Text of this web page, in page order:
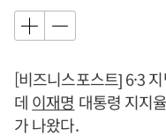
[비즈니스포스트] 6·3
데 이재명 대통령 지지
가 나왔다.